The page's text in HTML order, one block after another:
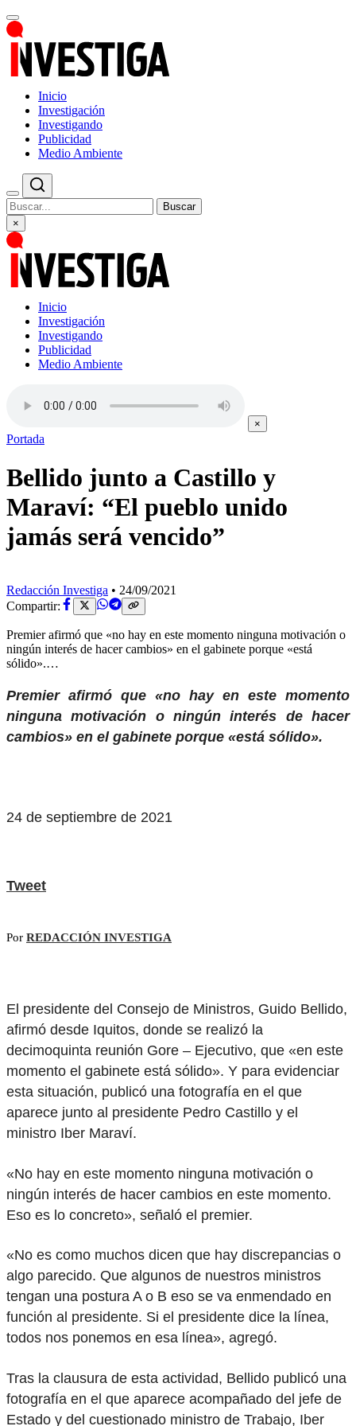
Inicio
Investigación
Investigando
Publicidad
Medio Ambiente
Buscar
×
Inicio
Investigación
Investigando
Publicidad
Medio Ambiente
×
Portada
Bellido junto a Castillo y
Maraví: “El pueblo unido
jamás será vencido”
Redacción Investiga • 24/09/2021
Compartir:
Premier afirmó que «no hay en este momento ninguna motivación o
ningún interés de hacer cambios» en el gabinete porque «está
sólido».…
Premier afirmó que «no hay en este momento
ninguna motivación o ningún interés de hacer
cambios» en el gabinete porque «está sólido».
24 de septiembre de 2021
Tweet
Por REDACCIÓN INVESTIGA
El presidente del Consejo de Ministros, Guido Bellido,
afirmó desde Iquitos, donde se realizó la
decimoquinta reunión Gore – Ejecutivo, que «en este
momento el gabinete está sólido». Y para evidenciar
esta situación, publicó una fotografía en el que
aparece junto al presidente Pedro Castillo y el
ministro Iber Maraví.
«No hay en este momento ninguna motivación o
ningún interés de hacer cambios en este momento.
Eso es lo concreto», señaló el premier.
«No es como muchos dicen que hay discrepancias o
algo parecido. Que algunos de nuestros ministros
tengan una postura A o B eso se va enmendado en
función al presidente. Si el presidente dice la línea,
todos nos ponemos en esa línea», agregó.
Tras la clausura de esta actividad, Bellido publicó una
fotografía en el que aparece acompañado del jefe de
Estado y del cuestionado ministro de Trabajo, Iber